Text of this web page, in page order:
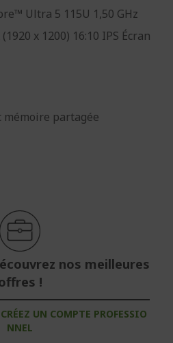
Ultra 5 115U 1,50 GHz
x 1200) 16:10 IPS Écran
partagée
nos meilleures
!
CRÉEZ UN COMPTE PROFESSIO
NNEL